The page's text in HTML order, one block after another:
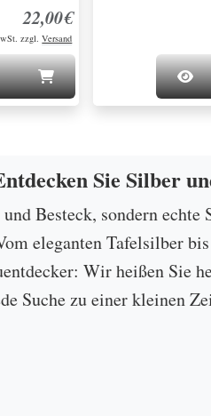
22,00€
zzgl.Versand
Sie Silber
Besteck, sondern
eleganten Tafelsilber
Wir heißen Sie
Suche zu einer kleinen